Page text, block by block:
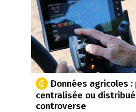
Données agricoles
centralisée ou
controverse